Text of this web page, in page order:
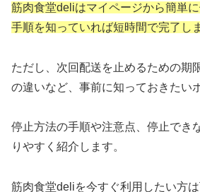
筋肉食堂deliはマイページから簡単に
手順を知っていれば短時間で完了し
ただし、次回配送を止めるための期
の違いなど、事前に知っておきたい
停止方法の手順や注意点、停止でき
りやすく紹介します。
筋肉食堂deliを今すぐ利用したい方